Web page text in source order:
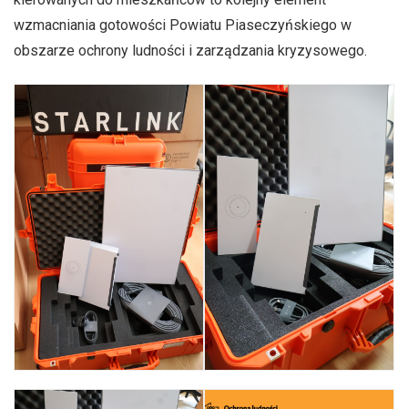
wzmacniania gotowości Powiatu Piaseczyńskiego w
obszarze ochrony ludności i zarządzania kryzysowego.